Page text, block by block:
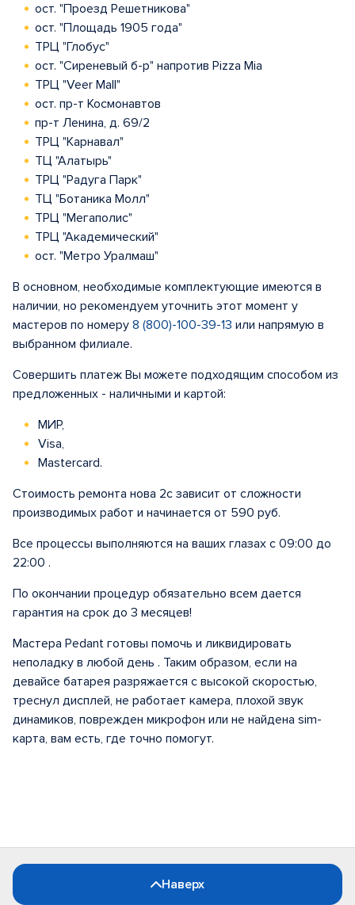
ост. "Проезд Решетникова"
ост. "Площадь 1905 года"
ТРЦ "Глобус"
ост. "Сиреневый б-р" напротив Pizza Mia
ТРЦ "Veer Mall"
ост. пр-т Космонавтов
пр-т Ленина, д. 69/2
ТРЦ "Карнавал"
ТЦ "Алатырь"
ТРЦ "Радуга Парк"
ТЦ "Ботаника Молл"
ТРЦ "Мегаполис"
ТРЦ "Академический"
ост. "Метро Уралмаш"
В основном, необходимые комплектующие имеются в
наличии, но рекомендуем уточнить этот момент у
мастеров по номеру 8 (800)-100-39-13 или напрямую в
выбранном филиале.
Совершить платеж Вы можете подходящим способом из
предложенных - наличными и картой:
МИР,
Visa,
Mastercard.
Стоимость ремонта нова 2с зависит от сложности
производимых работ и начинается от 590 руб.
Все процессы выполняются на ваших глазах с 09:00 до
22:00 .
По окончании процедур обязательно всем дается
гарантия на срок до 3 месяцев!
Мастера Pedant готовы помочь и ликвидировать
неполадку в любой день . Таким образом, если на
девайсе батарея разряжается с высокой скоростью,
треснул дисплей, не работает камера, плохой звук
динамиков, поврежден микрофон или не найдена sim-
карта, вам есть, где точно помогут.
Наверх